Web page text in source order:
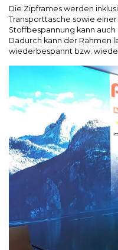
Die Zipframes werden
Transporttasche sowie
Stoffbespannung kann
Dadurch kann der Rahmen
wiederbespannt bzw.